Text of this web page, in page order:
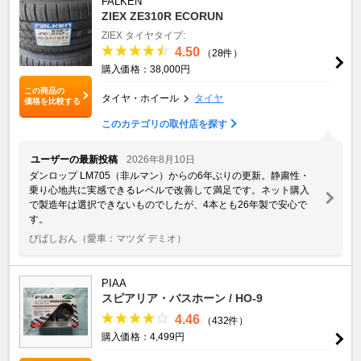
この商品の
価格を比較する
ZIEX ZE310R ECORUN
ZIEX タイヤタイプ:
4.50
（28件）
購入価格：38,000円
タイヤ・ホイール タイヤ
このカテゴリの取付店を探す
ユーザーの最新投稿
2026年8月10日
ダンロップ LM705（非ルマン）からの6年ぶりの更新。静粛性・
乗り心地共に実感できるレベルで改善して満足です。ネット購入
で製造年は選択できないものでしたが、4本とも26年製で安心で
す。
びばしおん （愛車：マツダ デミオ）
PIAA
スピアリア・バスホーン / HO-9
4.46
（432件）
購入価格：4,499円